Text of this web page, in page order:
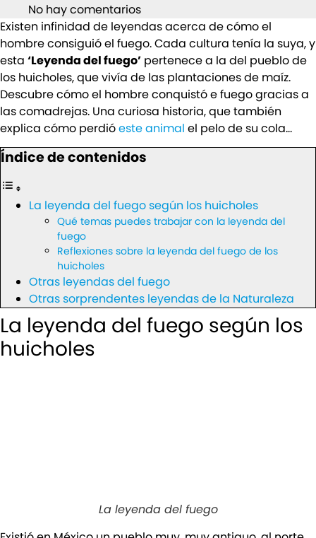
No hay comentarios
Existen infinidad de leyendas acerca de cómo el
hombre consiguió el fuego. Cada cultura tenía la suya, y
esta ‘Leyenda del fuego’ pertenece a la del pueblo de
los huicholes, que vivía de las plantaciones de maíz.
Descubre cómo el hombre conquistó e fuego gracias a
las comadrejas. Una curiosa historia, que también
explica cómo perdióeste animal el pelo de su cola…
Índice de contenidos
La leyenda del fuego según los huicholes
Qué temas puedes trabajar con la leyenda del
fuego
Reflexiones sobre la leyenda del fuego de los
huicholes
Otras leyendas del fuego
Otras sorprendentes leyendas de la Naturaleza
La leyenda del fuego según los
huicholes
La leyenda del fuego